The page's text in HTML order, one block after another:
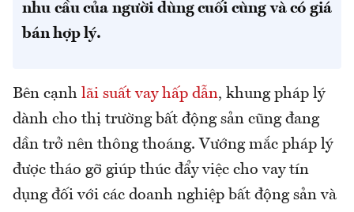
nhu cầu của người dùng cuối cùng và có giá
bán hợp lý.
Bên cạnh lãi suất vay hấp dẫn, khung pháp lý
dành cho thị trường bất động sản cũng đang
dần trở nên thông thoáng. Vướng mắc pháp lý
được tháo gỡ giúp thúc đẩy việc cho vay tín
dụng đối với các doanh nghiệp bất động sản và